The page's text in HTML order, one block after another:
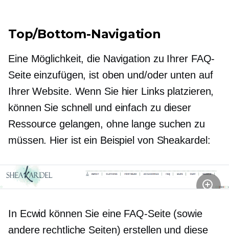
Top/Bottom-Navigation
Eine Möglichkeit, die Navigation zu Ihrer FAQ-
Seite einzufügen, ist oben und/oder unten auf
Ihrer Website. Wenn Sie hier Links platzieren,
können Sie schnell und einfach zu dieser
Ressource gelangen, ohne lange suchen zu
müssen. Hier ist ein Beispiel von Sheakardel:
In Ecwid können Sie eine FAQ-Seite (sowie
andere rechtliche Seiten) erstellen und diese